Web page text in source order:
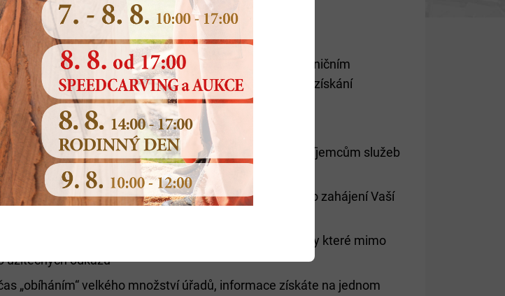
Jednotné kontaktní místo v Jihlavě:
nezbytné pro vstup do podnikání – informace o přeshraničním
ve státech Evropské unie, příp. informace potřebné pro získání
budete chtít v jiném státě EU usadit
zcela bezplatně
osob, které Vám mohou jako poskytovatelům či příjemcům služeb
pomoc
si časovou náročnost vyřízení nutných formalit pro zahájení Vaší
jak telefonicky, osobně, tak i emailovou cestou, díky které mimo
užitečných odkazů
„obíháním“ velkého množství úřadů, informace získáte na jednom